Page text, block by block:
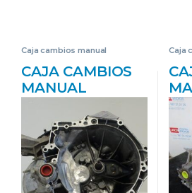
Caja cambios manual
CAJA CAMBIOS
MANUAL
(2004->) 1.6 ST
CONFORT [1,6
LTR. – 80 KW HDI
FAP CAT (9HZ /
DV6TED4)] 9HZ
Caja
4)